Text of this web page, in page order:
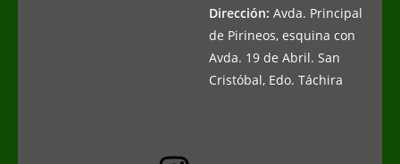
Dirección: Avda. Principal
de Pirineos, esquina con
Avda. 19 de Abril. San
Cristóbal, Edo. Táchira